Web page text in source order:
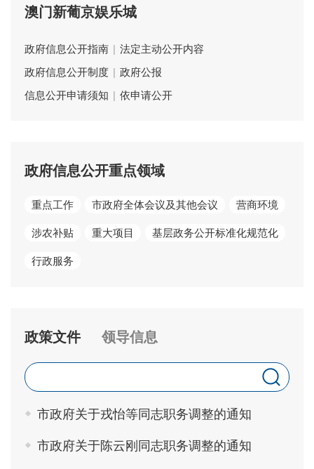
澳门新葡京娱乐城
政府信息公开指南 | 法定主动公开内容
政府信息公开制度 | 政府公报
信息公开申请须知 | 依申请公开
政府信息公开重点领域
重点工作 市政府全体会议及其他会议 营商环境
涉农补贴 重大项目 基层政务公开标准化规范化
行政服务
政策文件 领导信息
市政府关于戎怡等同志职务调整的通知
市政府关于陈云刚同志职务调整的通知